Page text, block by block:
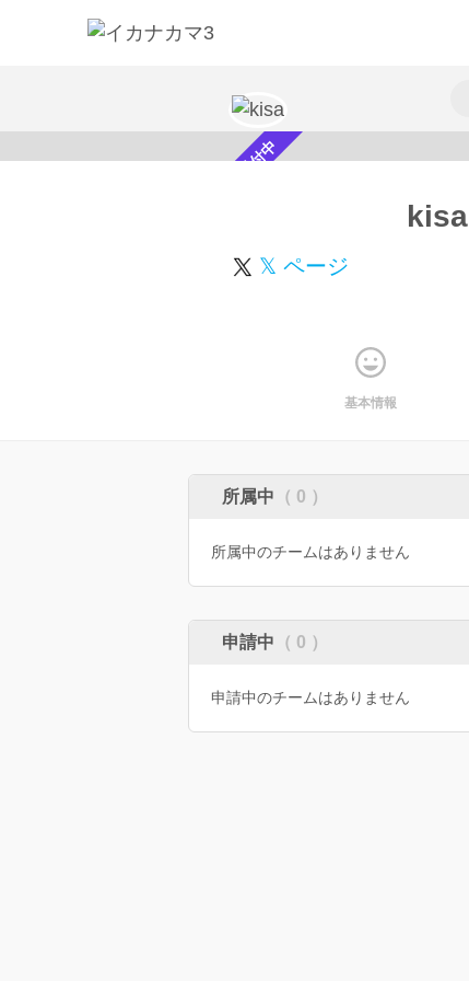
スカウト受付中 kisa
𝕏 ページ
基本情報
所属中 （ 0 ）
所属中のチームはありません
申請中 （ 0 ）
申請中のチームはありません